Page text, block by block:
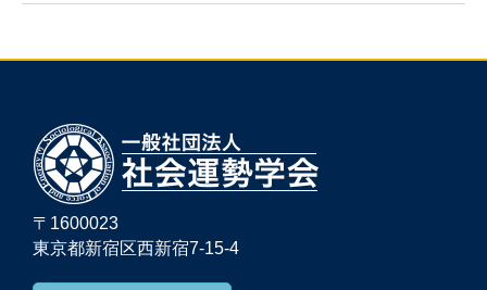
〒1600023
東京都新宿区西新宿7-15-4